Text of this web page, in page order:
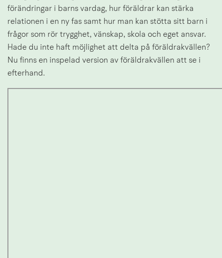
förändringar i barns vardag, hur föräldrar kan stärka
relationen i en ny fas samt hur man kan stötta sitt barn i
frågor som rör trygghet, vänskap, skola och eget ansvar.
Hade du inte haft möjlighet att delta på föräldrakvällen?
Nu finns en inspelad version av föräldrakvällen att se i
efterhand.